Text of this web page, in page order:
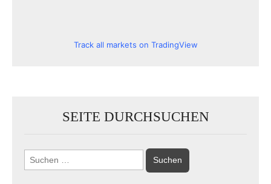
Track all markets on TradingView
SEITE DURCHSUCHEN
Suchen
nach: